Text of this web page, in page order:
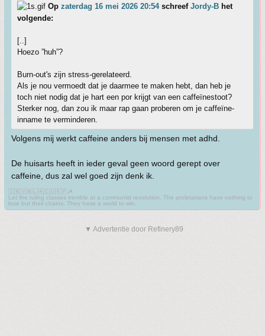
Op zaterdag 16 mei 2026 20:54schreef Jordy-B het
volgende:
[..]
Hoezo ”huh”?
Burn-out's zijn stress-gerelateerd.
Als je nou vermoedt dat je daarmee te maken hebt, dan heb je
toch niet nodig dat je hart een por krijgt van een caffeïnestoot?
Sterker nog, dan zou ik maar rap gaan proberen om je caffeïne-
inname te verminderen.
Volgens mij werkt caffeine anders bij mensen met adhd.
De huisarts heeft in ieder geval geen woord gerept over
caffeine, dus zal wel goed zijn denk ik.
🇨🇳🇻🇳🇱🇦🇨🇺🇰🇵☭
Let the ruling classes tremble at a communist revolution. The proletarians have nothing to
lose but their chains. They have a world to win.
▼ Advertentie door Refinery89